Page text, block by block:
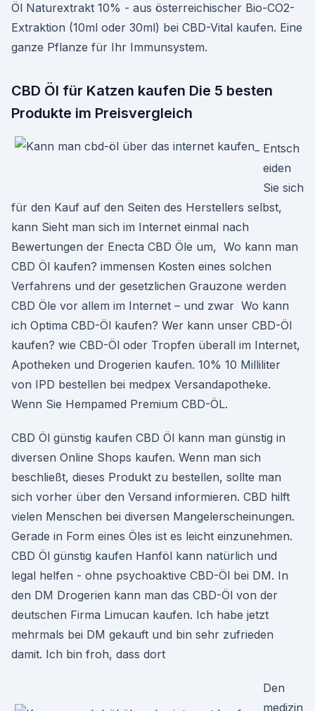
Öl Naturextrakt 10% - aus österreichischer Bio-CO2-
Extraktion (10ml oder 30ml) bei CBD-Vital kaufen. Eine
ganze Pflanze für Ihr Immunsystem.
CBD Öl für Katzen kaufen Die 5 besten
Produkte im Preisvergleich
Entsch
eiden
Sie sich
für den Kauf auf den Seiten des Herstellers selbst,
kann Sieht man sich im Internet einmal nach
Bewertungen der Enecta CBD Öle um, Wo kann man
CBD Öl kaufen? immensen Kosten eines solchen
Verfahrens und der gesetzlichen Grauzone werden
CBD Öle vor allem im Internet – und zwar Wo kann
ich Optima CBD-Öl kaufen? Wer kann unser CBD-Öl
kaufen? wie CBD-Öl oder Tropfen überall im Internet,
Apotheken und Drogerien kaufen. 10% 10 Milliliter
von IPD bestellen bei medpex Versandapotheke.
Wenn Sie Hempamed Premium CBD-ÖL.
CBD Öl günstig kaufen CBD Öl kann man günstig in
diversen Online Shops kaufen. Wenn man sich
beschließt, dieses Produkt zu bestellen, sollte man
sich vorher über den Versand informieren. CBD hilft
vielen Menschen bei diversen Mangelerscheinungen.
Gerade in Form eines Öles ist es leicht einzunehmen.
CBD Öl günstig kaufen Hanföl kann natürlich und
legal helfen - ohne psychoaktive CBD-Öl bei DM. In
den DM Drogerien kann man das CBD-Öl von der
deutschen Firma Limucan kaufen. Ich habe jetzt
mehrmals bei DM gekauft und bin sehr zufrieden
damit. Ich bin froh, dass dort
Den
medizin